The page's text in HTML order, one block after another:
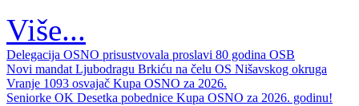
Više...
Delegacija OSNO prisustvovala proslavi 80 godina OSB
Novi mandat Ljubodragu Brkiću na čelu OS Nišavskog okruga
Vranje 1093 osvajač Kupa OSNO za 2026.
Seniorke OK Desetka pobednice Kupa OSNO za 2026. godinu!